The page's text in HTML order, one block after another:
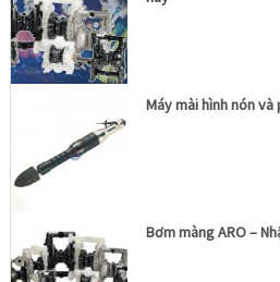
Máy mài hình nón
Bơm màng ARO –